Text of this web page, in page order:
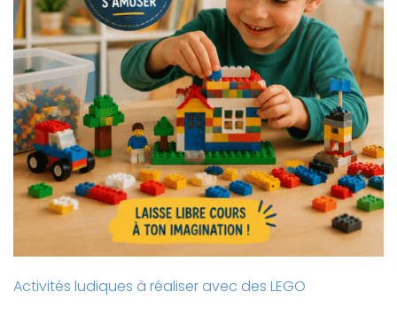
Activités ludiques à réaliser avec des LEGO